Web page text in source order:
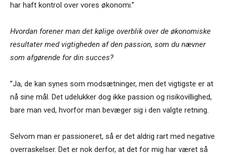
har haft kontrol over vores økonomi.”
Hvordan forener man det kølige overblik over de økonomiske
resultater med vigtigheden af den passion, som du nævner
som afgørende for din succes?
”Ja, de kan synes som modsætninger, men det vigtigste er at
nå sine mål. Det udelukker dog ikke passion og risikovillighed,
bare man ved, hvorfor man bevæger sig i den valgte retning.
Selvom man er passioneret, så er det aldrig rart med negative
overraskelser. Det er nok derfor, at det for mig har været så